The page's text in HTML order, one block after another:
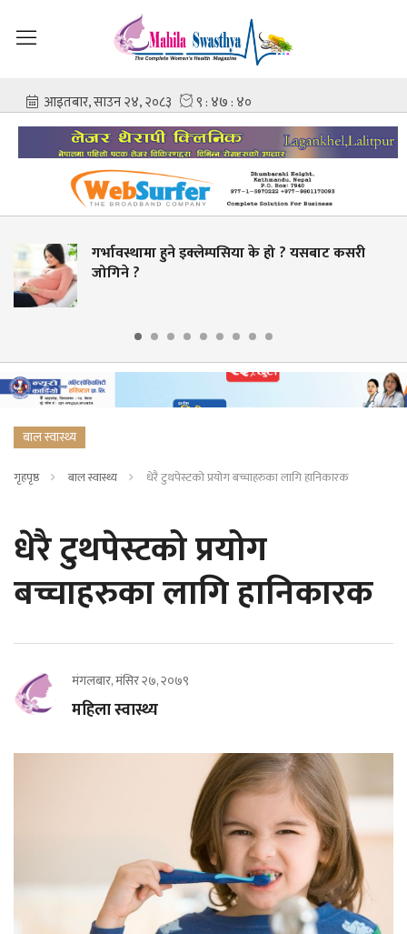
हुने इक्लेम्पसिया के हो ? यसबाट कसरी
?
बाल स्वास्थ्य
गृहपृष्ठ बाल स्वास्थ्य धेरै टुथपेस्टको प्रयोग बच्चाहरुका लागि हानिकारक
धेरै टुथपेस्टको प्रयोग
बच्चाहरुका लागि हानिकारक
मंगलबार, मंसिर २७, २०७९
महिला स्वास्थ्य